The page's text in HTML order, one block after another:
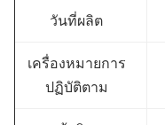
วันที่ผลิต
เครื่องหมายการ
ปฏิบัติตาม